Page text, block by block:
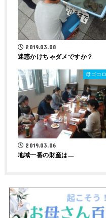
2019.03.08
迷惑かけちゃダメですか？
母ゴコロ
2019.03.06
地域一番の財産は…